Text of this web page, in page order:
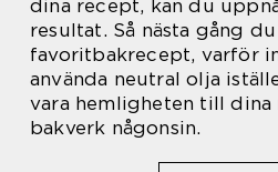
dina recept, kan du
resultat. Så nästa gång
favoritbakrecept, varför
använda neutral olja
vara hemligheten till
bakverk någonsin.